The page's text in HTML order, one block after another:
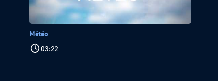
Météo
03:22